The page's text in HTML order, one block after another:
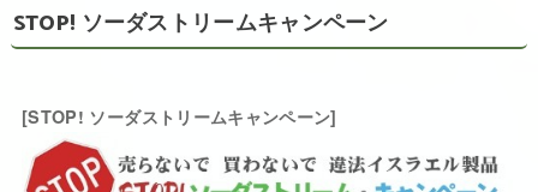
STOP! ソーダストリームキャンペーン
[STOP! ソーダストリームキャンペーン]